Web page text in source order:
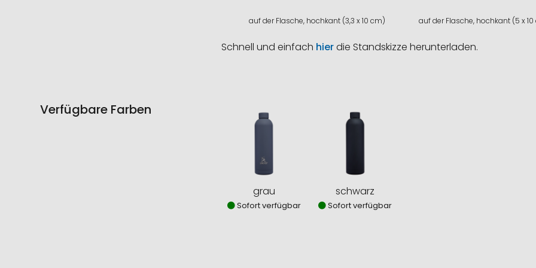
auf der Flasche, hochkant (3,3 x 10 cm) auf der Flasche, hochkant (5 x
Schnell und einfach hierdie Standskizze herunterladen.
Verfügbare Farben
grau
Sofort verfügbar
schwarz
Sofort verfügbar